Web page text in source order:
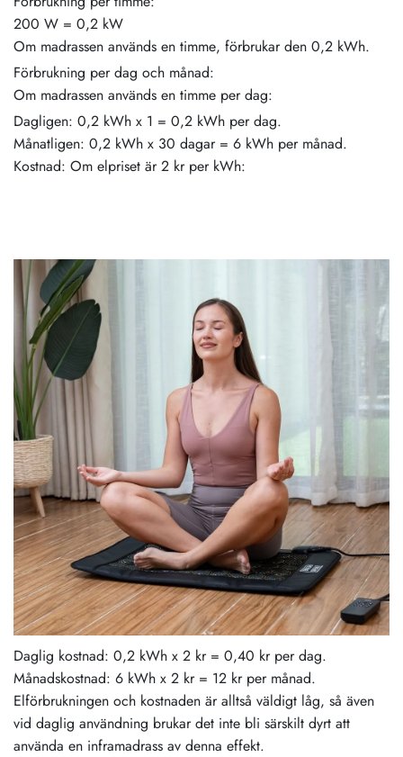
200 W = 0,2 kW
Om madrassen används en timme, förbrukar den 0,2 kWh.
Förbrukning per dag och månad:
Om madrassen används en timme per dag:
Dagligen: 0,2 kWh x 1 = 0,2 kWh per dag.
Månatligen: 0,2 kWh x 30 dagar = 6 kWh per månad.
Kostnad: Om elpriset är 2 kr per kWh:
Daglig kostnad: 0,2 kWh x 2 kr = 0,40 kr per dag.
Månadskostnad: 6 kWh x 2 kr = 12 kr per månad.
Elförbrukningen och kostnaden är alltså väldigt låg, så även
vid daglig användning brukar det inte bli särskilt dyrt att
använda en inframadrass av denna effekt.